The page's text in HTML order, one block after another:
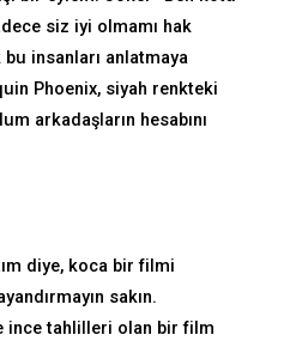
siz iyi olmamı hak
insanları anlatmaya
Phoenix, siyah renkteki
arkadaşların hesabını
diye, koca bir filmi
sakın.
ince tahlilleri olan bir film